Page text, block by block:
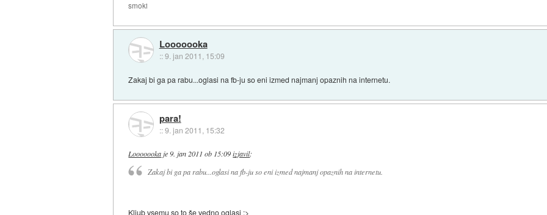
smoki
Looooooka
::9. jan 2011, 15:09
Zakaj bi ga pa rabu...oglasi na fb-ju so eni izmed najmanj opaznih na internetu.
para!
::9. jan 2011, 15:32
Looooooka je 9. jan 2011 ob 15:09 izjavil:
Zakaj bi ga pa rabu...oglasi na fb-ju so eni izmed najmanj opaznih na internetu.
Kljub vsemu so to še vedno oglasi :>